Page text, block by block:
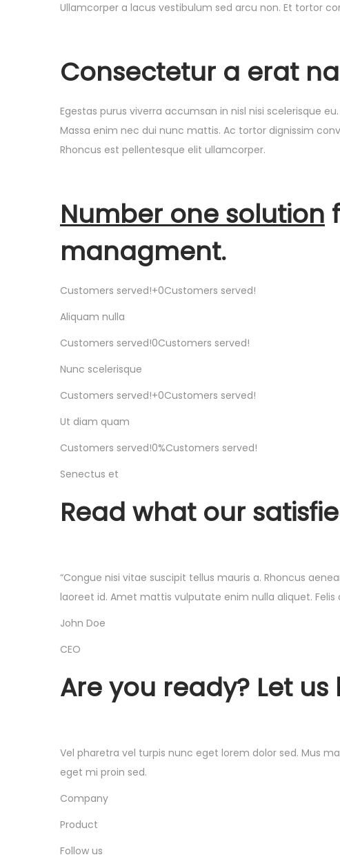
Ullamcorper a lacus vestibulum sed arcu non. Et tortor
Consectetur a erat
Egestas purus viverra accumsan in nisl nisi scelerisque
Massa enim nec dui nunc mattis. Ac tortor dignissim
Rhoncus est pellentesque elit ullamcorper.
Number one solution
managment.
Customers served!+0Customers served!
Aliquam nulla
Customers served!0Customers served!
Nunc scelerisque
Customers served!+0Customers served!
Ut diam quam
Customers served!0%Customers served!
Senectus et
Read what our
“Congue nisi vitae suscipit tellus mauris a. Rhoncus
laoreet id. Amet mattis vulputate enim nulla aliquet.
John Doe
CEO
Are you ready? Let
Vel pharetra vel turpis nunc eget lorem dolor sed. Mus
eget mi proin sed.
Company
Product
Follow us